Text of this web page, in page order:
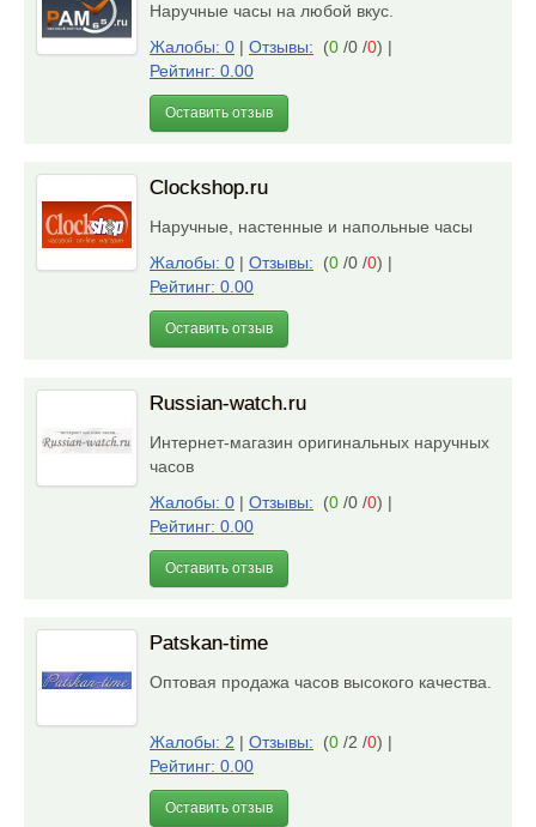
Наручные часы на любой вкус.
Жалобы: 0 | Отзывы: (0 /0 /0) |
Рейтинг: 0.00
Оставить отзыв
Clockshop.ru
Hаручные, настенные и напольные часы
Жалобы: 0 | Отзывы: (0 /0 /0) |
Рейтинг: 0.00
Оставить отзыв
Russian-watch.ru
Интернет-магазин оригинальных наручных
часов
Жалобы: 0 | Отзывы: (0 /0 /0) |
Рейтинг: 0.00
Оставить отзыв
Patskan-time
Оптовая продажа часов высокого качества.
Жалобы: 2 | Отзывы: (0 /2 /0) |
Рейтинг: 0.00
Оставить отзыв